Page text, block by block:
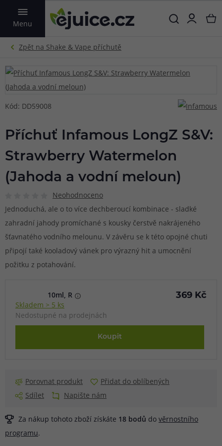
Menu
VYHLEDAT
Kód: DD59008
Příchuť Infamous LongZ S&V:
Strawberry Watermelon
(Jahoda a vodní meloun)
Neohodnoceno
Jednoduchá, ale o to více dechberoucí kombinace - sladké
zahradní jahody promíchané s kousky čerstvě nakrájeného
šťavnatého vodního melounu. V závěru se k této opojné chuti
připojí také kooladový vánek pro výrazný hit a umocnění
požitku z potahování.
10ml, R
Skladem > 5 ks
Nedostupné na prodejnách
369 Kč
Koupit
Porovnat produkt
Přidat do oblíbených
Sdílet
Napište nám
Za nákup tohoto zboží získáte 18 bodů do věrnostního
programu.